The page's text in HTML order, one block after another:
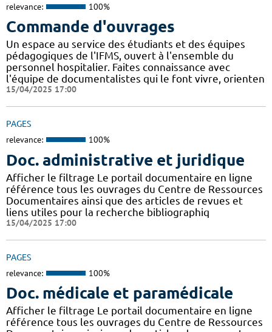
relevance: 100%
Commande d'ouvrages
Un espace au service des étudiants et des équipes
pédagogiques de l'IFMS, ouvert à l'ensemble du
personnel hospitalier. Faites connaissance avec
l'équipe de documentalistes qui le font vivre, orienten
15/04/2025 17:00
PAGES
relevance: 100%
Doc. administrative et juridique
Afficher le filtrage Le portail documentaire en ligne
référence tous les ouvrages du Centre de Ressources
Documentaires ainsi que des articles de revues et
liens utiles pour la recherche bibliographiq
15/04/2025 17:00
PAGES
relevance: 100%
Doc. médicale et paramédicale
Afficher le filtrage Le portail documentaire en ligne
référence tous les ouvrages du Centre de Ressources